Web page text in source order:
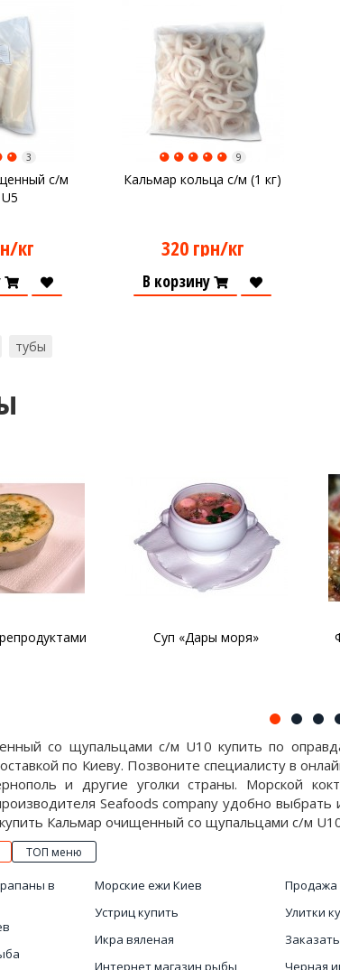
с/м
3
кг
Кальмар кольца с/м (1 кг)
9
320 грн/кг
В корзину
тубы
Суп «Дары моря»
со щупальцами с/м U10 купить по
по Киеву. Позвоните специалисту в
и другие уголки страны. Морской
Seafoods company удобно
Кальмар очищенный со щупальцами с/м
ТОП меню
в
Морские ежи Киев
Устриц купить
Икра вяленая
Интернет магазин рыбы
Улитки
Черная